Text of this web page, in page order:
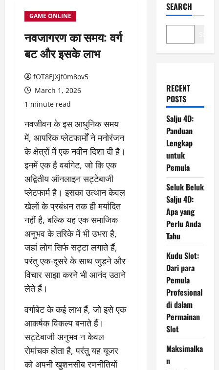
GAME ONLINE
नवजागरण का समय: वर्ग
बट और इसके लाभ
fOT8EJXjf0m8ov5
March 1, 2026
1 minute read
नवजीवन के इस आधुनिक समय
में, आपरिक प्लेटफार्मों ने मनोरंजन
के क्षेत्रों में एक नवीन दिशा दी है।
इनमें एक है वर्बागेट, जो कि एक
अद्वितीय ऑनलाइन सट्टेबाजी
प्लेटफार्म है। इसका उत्थान केवल
खेलों के प्रबंधन तक ही मर्यादित
नहीं है, बल्कि यह एक समाजिक
अनुभव के तरिके में भी उभरा है,
जहां लोग सिर्फ सट्टा लगाते हैं,
परंतु एक-दूसरे के साथ जुड़ने और
विचार साझा करने भी आनंद उठाने
लेते हैं।
वर्गाबेट के कई लाभ हैं, जो इसे एक
आकर्षक विकल्प बनाते हैं।
सट्टेबाजी अनुभव न केवल
रोमांचक होता है, परंतु यह यूजर
को अपनी खुशनसीब रणनीतियों
SEARCH
RECENT
POSTS
Salju 4D:
Panduan
Lengkap
untuk
Pemula
Seluk Beluk
Salju 4D:
Apa yang
Perlu Anda
Tahu
Kudu Slot:
Dari para
Pemula
Profesional
di dalam
Permainan
Slot
Maksimalka
n